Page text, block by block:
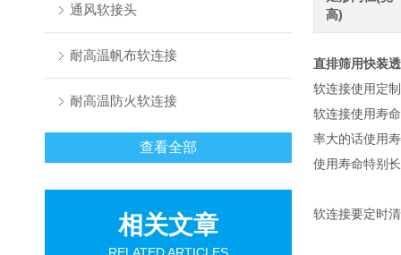
通风软接头
耐高温帆布软连接
耐高温防火软连接
查看全部
相关文章
高)
直排筛用快装
软连接使用定
软连接使用寿
率大的话使用
使用寿命特别
软连接要定时